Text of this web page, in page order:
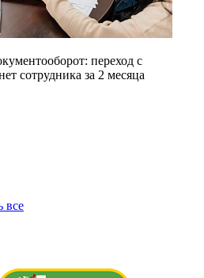
переход с
сотрудника за 2 месяца
все